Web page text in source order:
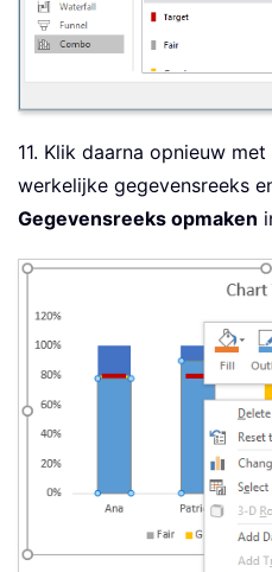
11. Klik daarna opnieuw
werkelijke gegevensreeks
Gegevensreeks opmaken